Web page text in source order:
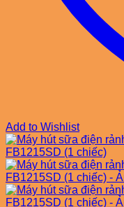
Add to Wishlist